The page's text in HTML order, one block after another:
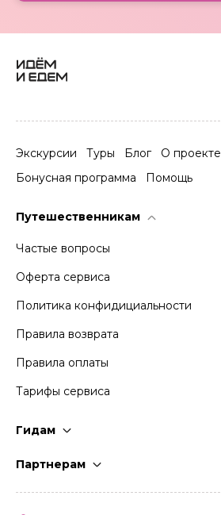
Экскурсии Туры Блог
О проекте
Бонусная программа
Помощь
Путешественникам
Частые вопросы
Оферта сервиса
Политика конфидициальности
Правила возврата
Правила оплаты
Тарифы сервиса
Гидам
Партнерам